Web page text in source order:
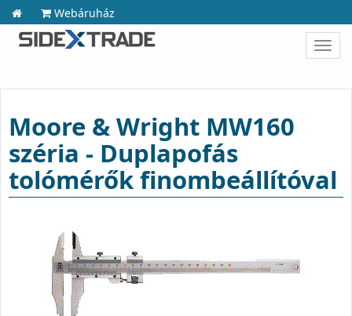
Webáruház
Moore & Wright MW160
széria - Duplapofás
tolómérők finombeállítóval